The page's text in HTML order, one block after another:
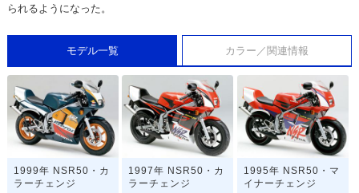
られるようになった。
モデル一覧 カラー／関連情報
1999年 NSR50・カ
ラーチェンジ
1997年 NSR50・カ
ラーチェンジ
1995年 NSR50・マ
イナーチェンジ